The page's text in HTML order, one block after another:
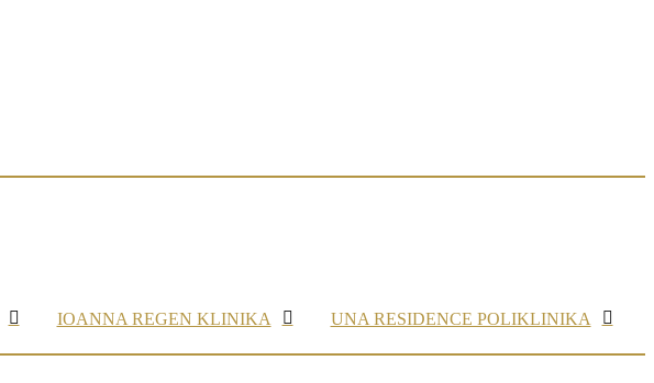
IOANNA REGEN KLINIKA UNA RESIDENCE POLIKLINIKA